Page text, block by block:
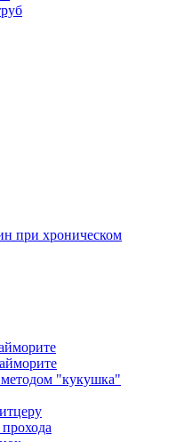
при хроническом
"кукушка"